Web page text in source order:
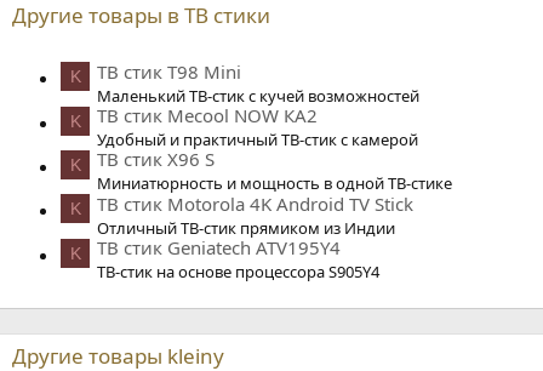
Другие товары в ТВ стики
K ТВ стик T98 Mini
Маленький ТВ-стик с кучей возможностей
K ТВ стик Mecool NOW КА2
Удобный и практичный ТВ-стик с камерой
K ТВ стик X96 S
Миниатюрность и мощность в одной ТВ-стике
K ТВ стик Motorola 4K Android TV Stick
Отличный ТВ-стик прямиком из Индии
K ТВ стик Geniatech ATV195Y4
ТВ-стик на основе процессора S905Y4
Другие товары kleiny